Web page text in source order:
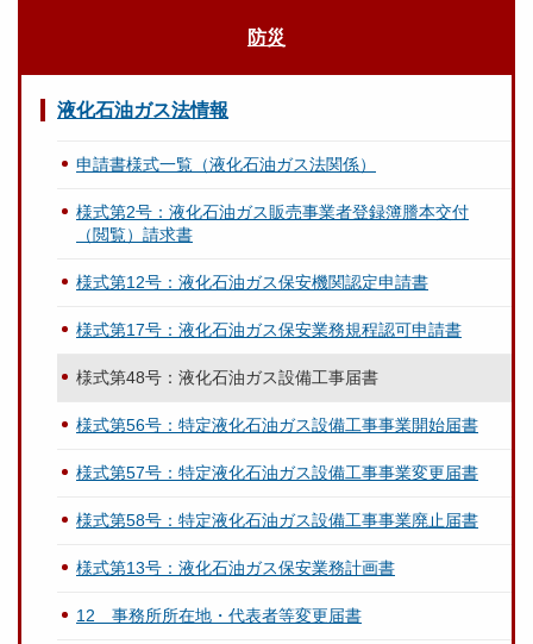
防災
液化石油ガス法情報
申請書様式一覧（液化石油ガス法関係）
様式第2号：液化石油ガス販売事業者登録簿謄本交付
（閲覧）請求書
様式第12号：液化石油ガス保安機関認定申請書
様式第17号：液化石油ガス保安業務規程認可申請書
様式第48号：液化石油ガス設備工事届書
様式第56号：特定液化石油ガス設備工事事業開始届書
様式第57号：特定液化石油ガス設備工事事業変更届書
様式第58号：特定液化石油ガス設備工事事業廃止届書
様式第13号：液化石油ガス保安業務計画書
12 事務所所在地・代表者等変更届書